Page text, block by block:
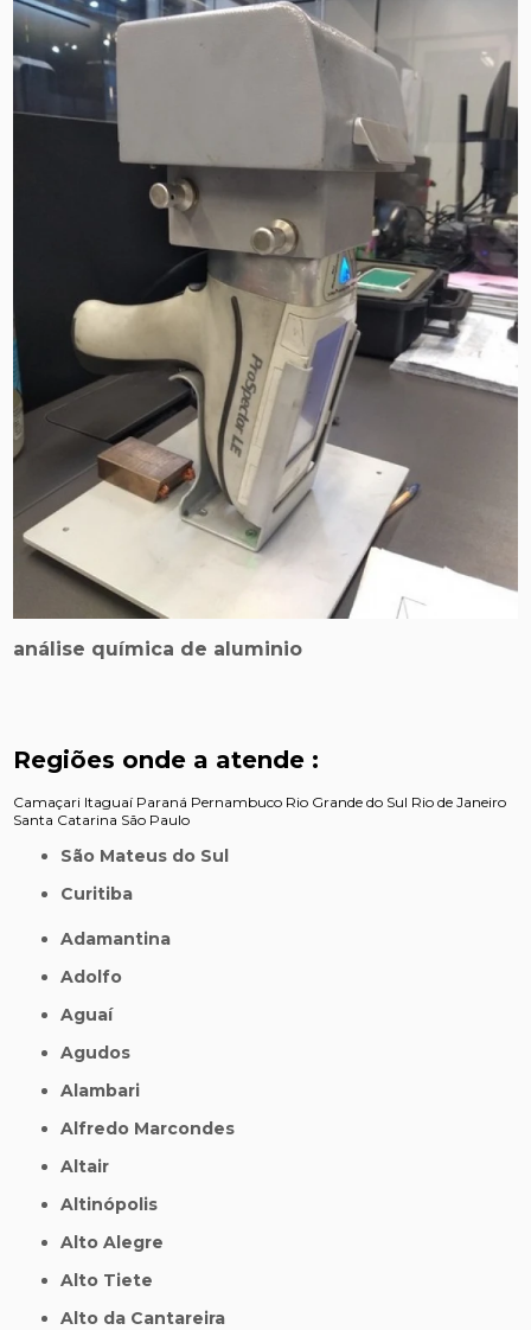
análise química de aluminio
Regiões onde a atende :
Camaçari Itaguaí Paraná Pernambuco Rio Grande do Sul Rio de Janeiro
Santa Catarina São Paulo
São Mateus do Sul
Curitiba
Adamantina
Adolfo
Aguaí
Agudos
Alambari
Alfredo Marcondes
Altair
Altinópolis
Alto Alegre
Alto Tiete
Alto da Cantareira